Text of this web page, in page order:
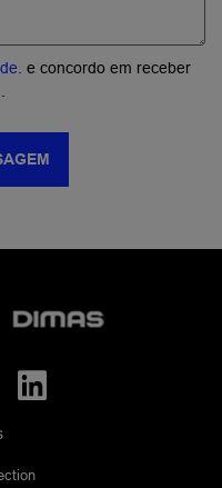
e concordo em receber